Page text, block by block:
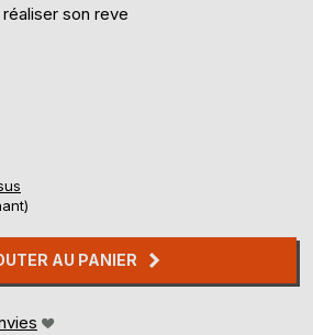
son reve
AU PANIER